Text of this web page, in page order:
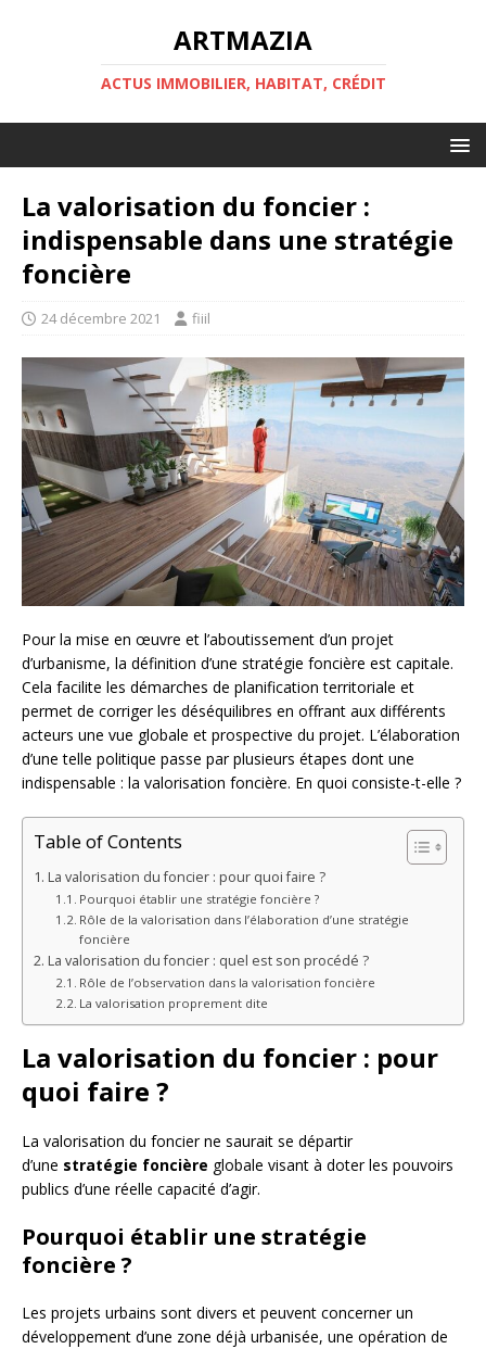
ARTMAZIA
ACTUS IMMOBILIER, HABITAT, CRÉDIT
La valorisation du foncier :
indispensable dans une stratégie
foncière
24 décembre 2021 fiiil
Pour la mise en œuvre et l’aboutissement d’un projet
d’urbanisme, la définition d’une stratégie foncière est capitale.
Cela facilite les démarches de planification territoriale et
permet de corriger les déséquilibres en offrant aux différents
acteurs une vue globale et prospective du projet. L’élaboration
d’une telle politique passe par plusieurs étapes dont une
indispensable : la valorisation foncière. En quoi consiste-t-elle ?
Table of Contents
La valorisation du foncier : pour quoi faire ?
Pourquoi établir une stratégie foncière ?
Rôle de la valorisation dans l’élaboration d’une stratégie
foncière
La valorisation du foncier : quel est son procédé ?
Rôle de l’observation dans la valorisation foncière
La valorisation proprement dite
La valorisation du foncier : pour
quoi faire ?
La valorisation du foncier ne saurait se départir
d’une stratégie foncière globale visant à doter les pouvoirs
publics d’une réelle capacité d’agir.
Pourquoi établir une stratégie
foncière ?
Les projets urbains sont divers et peuvent concerner un
développement d’une zone déjà urbanisée, une opération de